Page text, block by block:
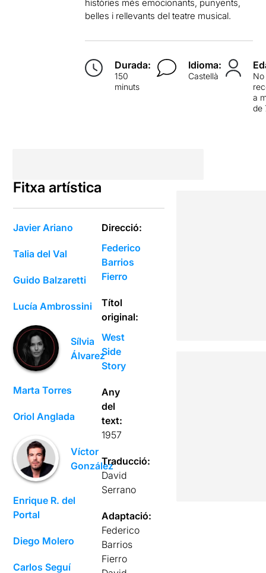
històries més emocionants, punyents,
belles i rellevants del teatre musical.
Durada:
150
minuts
Idioma:
Castellà
No
a
de
Fitxa artística
Javier Ariano
Talia del Val
Guido Balzaretti
Lucía Ambrossini
Sílvia
Álvarez
Marta Torres
Oriol Anglada
Víctor
González
Enrique R. del
Portal
Diego Molero
Carlos Seguí
Direcció:
Federico
Barrios
Fierro
Títol
original:
West
Side
Story
Any
del
text:
1957
Traducció:
David
Serrano
Adaptació:
Federico
Barrios
Fierro